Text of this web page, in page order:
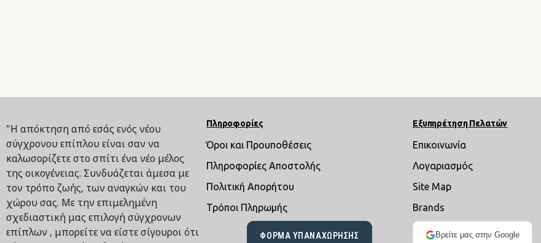
"Η απόκτηση από εσάς ενός νέου
σύγχρονου επίπλου είναι σαν να
καλωσορίζετε στο σπίτι ένα νέο μέλος
της οικογένειας. Συνδυάζεται άμεσα με
τον τρόπο ζωής, των αναγκών και του
χώρου σας. Με την επιμελημένη
σχεδιαστική μας επιλογή σύγχρονων
επίπλων , μπορείτε να είστε σίγουροι ότι
Πληροφορίες
Όροι και Προυποθέσεις
Πληροφορίες Αποστολής
Πολιτική Απορήτου
Τρόποι Πληρωμής
ΦΌΡΜΑ ΥΠΑΝΑΧΏΡΗΣΗΣ
Εξυπηρέτηση Πελατών
Επικοινωνία
Λογαριασμός
Site Map
Brands
Βρείτε μας στην Google